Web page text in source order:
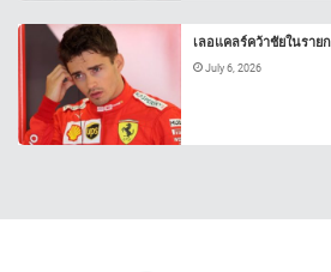
เลอแคลร์คว้าชัยในราย
July 6, 2026